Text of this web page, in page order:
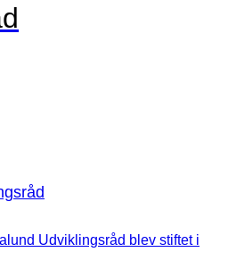
Udviklingsråd blev stiftet i